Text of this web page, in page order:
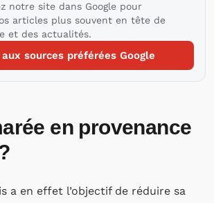
notre site dans Google pour
articles plus souvent en tête de
et des actualités.
sources préférées Google
en provenance
a en effet l’objectif de réduire sa